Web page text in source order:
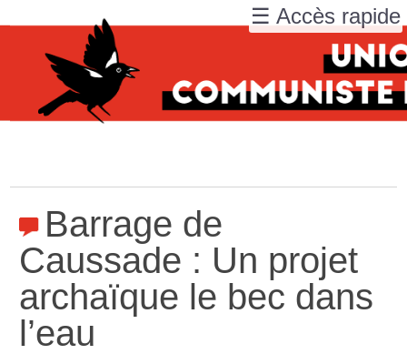
Barrage de
Caussade : Un projet
archaïque le bec dans
l’eau
☰ Accès rapide